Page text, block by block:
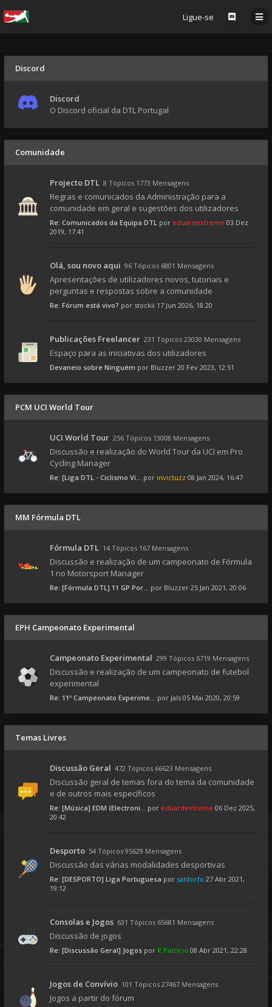
Ligue-se
Discord
Discord
O Discord oficial da DTL Portugal
Comunidade
Projecto DTL 8 Tópicos 1773 Mensagens
Regras e comunicados da Administração para a
comunidade em geral e sugestões dos utilizadores
Re: Comunicados da Equipa DTL por eduardextreme 03 Dez
2019, 17:41
Olá, sou novo aqui 96 Tópicos 6801 Mensagens
Apresentações de utilizadores novos, tutoriais e
perguntas e respostas sobre a comunidade
Re: Fórum está vivo? por stockii 17 Jun 2026, 18:20
Publicações Freelancer 231 Tópicos 23030 Mensagens
Espaço para as iniciativas dos utilizadores
Devaneio sobre Ninguém por Bluzzer 20 Fev 2023, 12:51
PCM UCI World Tour
UCI World Tour 256 Tópicos 13008 Mensagens
Discussão e realização do World Tour da UCI em Pro
Cycling Manager
Re: [Liga DTL - Ciclismo Vi... por invictuzz 08 Jan 2024, 16:47
MM Fórmula DTL
Fórmula DTL 14 Tópicos 167 Mensagens
Discussão e realização de um campeonato de Fórmula
1 no Motorsport Manager
Re: [Fórmula DTL] 11 GP Por... por Bluzzer 25 Jan 2021, 20:06
EPH Campeonato Experimental
Campeonato Experimental 299 Tópicos 6719 Mensagens
Discussão e realização de um campeonato de futebol
experimental
Re: 11º Campeonato Experime... por Jals 05 Mai 2020, 20:59
Temas Livres
Discussão Geral 472 Tópicos 66623 Mensagens
Discussão geral de temas fora do tema da comunidade
e de outros mais específicos
Re: [Música] EDM (Electroni... por eduardextreme 06 Dez 2025,
20:42
Desporto 54 Tópicos 95629 Mensagens
Discussão das várias modalidades desportivas
Re: [DESPORTO] Liga Portuguesa por santorfo 27 Abr 2021,
19:12
Consolas e Jogos 631 Tópicos 65681 Mensagens
Discussão de jogos
Re: [Discussão Geral] Jogos por R.Patricio 08 Abr 2021, 22:28
Jogos de Convívio 101 Tópicos 27467 Mensagens
Jogos a partir do fórum